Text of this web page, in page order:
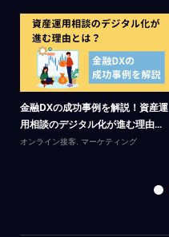
金融DXの成功事例を解説！資産運
用相談のデジタル化が進む理由...
オンライン接客 マーケティング